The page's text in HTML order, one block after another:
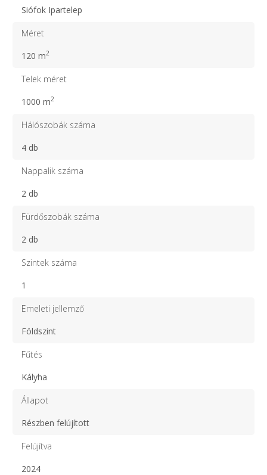
Siófok Ipartelep
Méret
120 m2
Telek méret
1000 m2
Hálószobák száma
4 db
Nappalik száma
2 db
Fürdőszobák száma
2 db
Szintek száma
1
Emeleti jellemző
Földszint
Fűtés
Kályha
Állapot
Részben felújított
Felújítva
2024